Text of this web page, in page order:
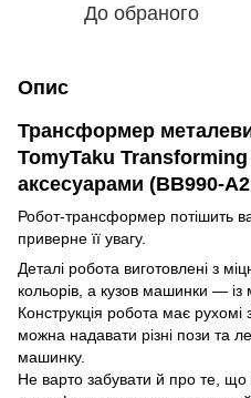
До обраного
Опис
Трансформер
TomyTaku
аксесуарами (BB990-
Робот-трансформер потішить
приверне її увагу.
Деталі робота виготовлені з
кольорів, а кузов машинки — із
Конструкція робота має
можна надавати різні пози та
машинку.
Не варто забувати й про те, що